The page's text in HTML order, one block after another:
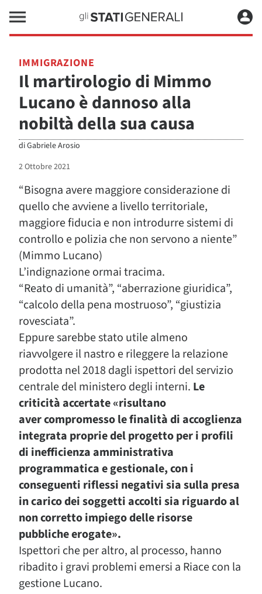
IMMIGRAZIONE
Il martirologio di Mimmo
Lucano è dannoso alla
nobiltà della sua causa
diGabriele Arosio
2 Ottobre 2021
“Bisogna avere maggiore considerazione di
quello che avviene a livello territoriale,
maggiore fiducia e non introdurre sistemi di
controllo e polizia che non servono a niente”
(Mimmo Lucano)
L’indignazione ormai tracima.
“Reato di umanità”, “aberrazione giuridica”,
“calcolo della pena mostruoso”, “giustizia
rovesciata”.
Eppure sarebbe stato utile almeno
riavvolgere il nastro e rileggere la relazione
prodotta nel 2018 dagli ispettori del servizio
centrale del ministero degli interni. Le
criticità accertate «risultano
aver compromesso le finalità di accoglienza
integrata proprie del progetto per i profili
di inefficienza amministrativa
programmatica e gestionale, con i
conseguenti riflessi negativi sia sulla presa
in carico dei soggetti accolti sia riguardo al
non corretto impiego delle risorse
pubbliche erogate».
Ispettori che per altro, al processo, hanno
ribadito i gravi problemi emersi a Riace con la
gestione Lucano.